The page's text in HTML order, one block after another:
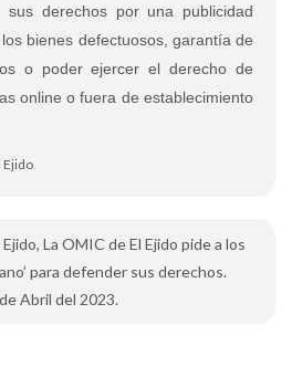
sus derechos por una publicidad
bienes defectuosos, garantía de
o poder ejercer el derecho de
online o fuera de establecimiento
Ejido
La OMIC de El Ejido pide a los
para defender sus derechos.
Abril del 2023.